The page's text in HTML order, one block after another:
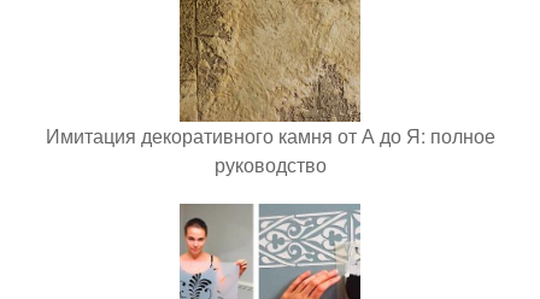
Имитация декоративного камня от А до Я: полное
руководство